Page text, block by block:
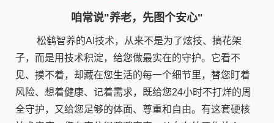
咱常说"养老，先图个安心"
松鹤智养的AI技术，从来不是为了炫技、搞花架
子，而是用技术积淀，给您做最实在的守护。它看不
见、摸不着，却藏在您生活的每一个细节里，替您盯着
风险、想着健康、记着需求，既给您24小时不打烊的周
全守护，又给您足够的体面、尊重和自由。有这套硬核